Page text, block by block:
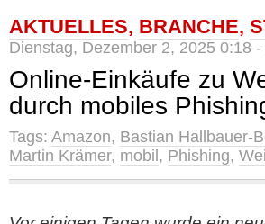
AKTUELLES, BRANCHE,
Dienstag, Dezember 2, 2025 0:18 -
Online-Einkäufe zu
durch mobiles
Tags: Amazon, Bastian Hallbauer-
Martin Krämer, mobil , Phishing,